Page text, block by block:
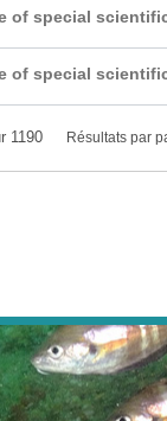
of special
of special
1190 Résultats par